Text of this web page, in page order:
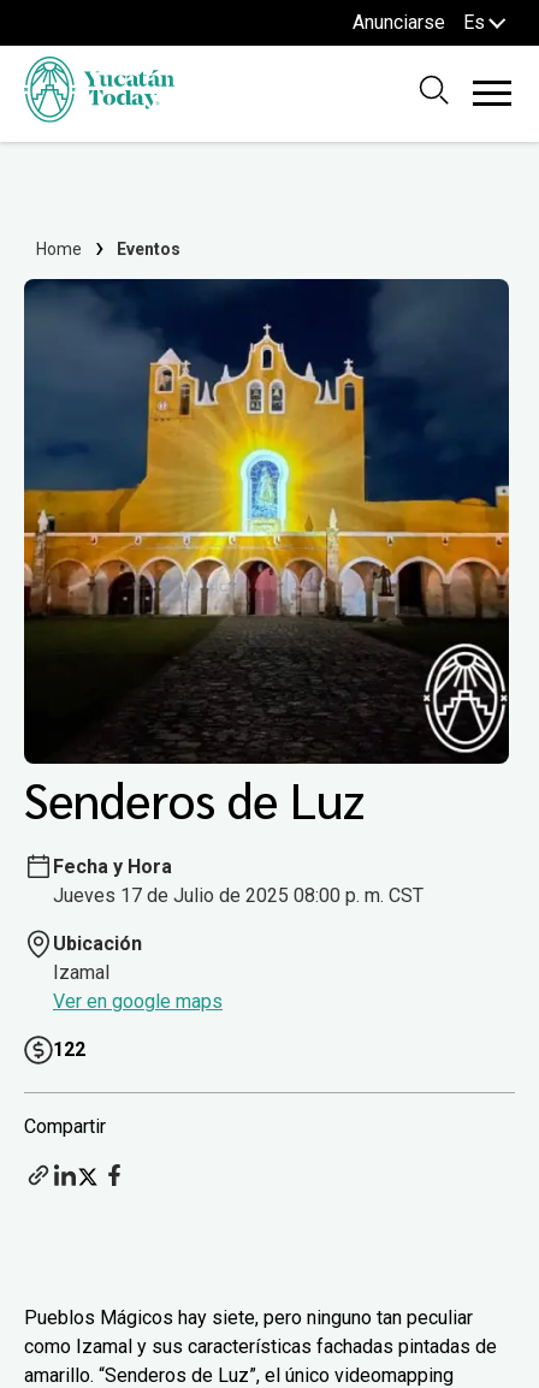
Anunciarse Es
Home Eventos
Senderos de Luz
Fecha y Hora
Jueves 17 de Julio de 2025 08:00 p. m. CST
Ubicación
Izamal
Ver en google maps
122
Compartir
Pueblos Mágicos hay siete, pero ninguno tan peculiar
como Izamal y sus características fachadas pintadas de
amarillo. “Senderos de Luz”, el único videomapping